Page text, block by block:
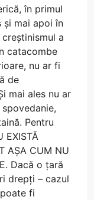
în primul
și mai apoi în
a
catacombe
nu ar fi
de
mai ales nu ar
Pentru
AȘA CUM NU
Dacă o țară
drepți – cazul
fi